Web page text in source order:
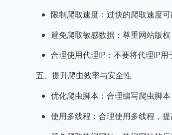
限制爬取速度：过快的爬取速度
避免爬取敏感数据：尊重网站版权
合理使用代理IP：不要将代理IP用
五、提升爬虫效率与安全性
优化爬虫脚本：合理编写爬虫脚本
使用多线程：合理使用多线程，提